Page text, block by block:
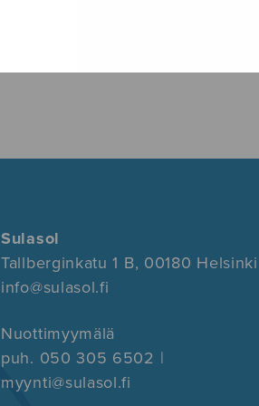
Sulasol
Tallberginkatu 1 B, 00180 Helsinki
info@sulasol.fi
Nuottimyymälä
puh. 050 305 6502 |
myynti@sulasol.fi